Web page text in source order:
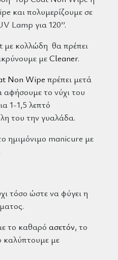
και πολυμερίζουμε σε
Lamp για 120’’.
με κολλώδη θα πρέπει
μεCleaner.
Non Wipe πρέπει μετά
αφήσουμε το νύχι του
1-1,5 λεπτό
του την γυαλάδα.
ημιμόνιμο manicure με
τόσο ώστε να φύγει η
το καθαρό ασετόν, το
καλύπτουμε με